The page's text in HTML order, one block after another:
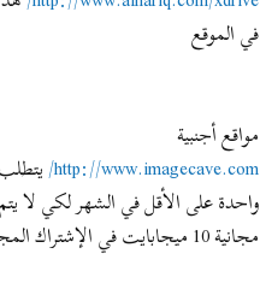
في الموقع
مواقع أجنبية
http://www.imagecave.com/
مجانية 10 ميجابايت في الإشتراك المجاني.